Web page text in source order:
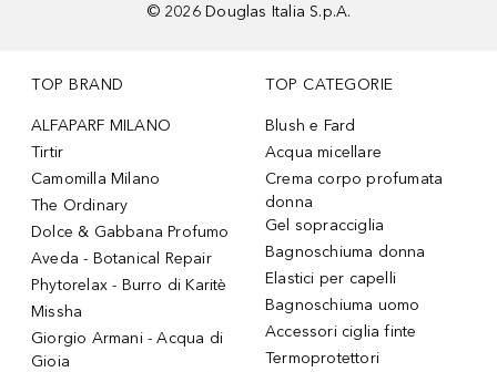
© 2026 Douglas Italia S.p.A.
TOP BRAND
ALFAPARF MILANO
Tirtir
Camomilla Milano
The Ordinary
Dolce & Gabbana Profumo
Aveda - Botanical Repair
Phytorelax - Burro di Karitè
Missha
Giorgio Armani - Acqua di
Gioia
TOP CATEGORIE
Blush e Fard
Acqua micellare
Crema corpo profumata
donna
Gel sopracciglia
Bagnoschiuma donna
Elastici per capelli
Bagnoschiuma uomo
Accessori ciglia finte
Termoprotettori